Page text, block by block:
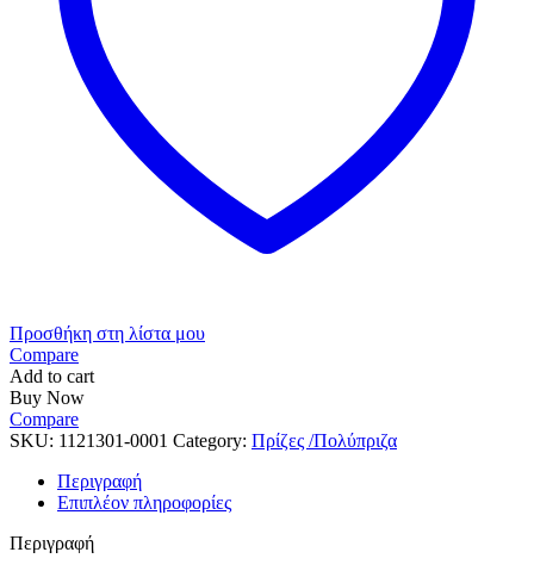
Προσθήκη στη λίστα μου
Compare
Add to cart
Buy Now
Compare
SKU: 1121301-0001 Category: Πρίζες /Πολύπριζα
Περιγραφή
Επιπλέον πληροφορίες
Περιγραφή